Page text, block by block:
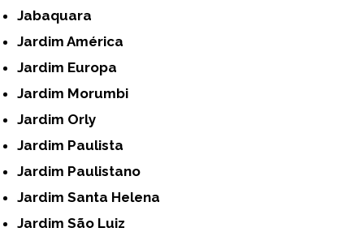
Jabaquara
Jardim América
Jardim Europa
Jardim Morumbi
Jardim Orly
Jardim Paulista
Jardim Paulistano
Jardim Santa Helena
Jardim São Luiz